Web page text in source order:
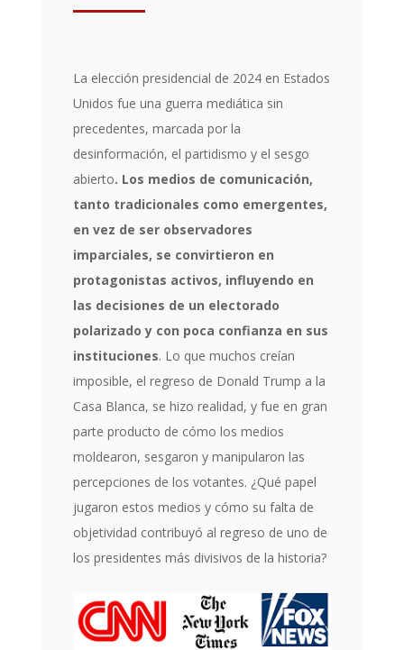
La elección presidencial de 2024 en Estados
Unidos fue una guerra mediática sin
precedentes, marcada por la
desinformación, el partidismo y el sesgo
abierto. Los medios de comunicación,
tanto tradicionales como emergentes,
en vez de ser observadores
imparciales, se convirtieron en
protagonistas activos, influyendo en
las decisiones de un electorado
polarizado y con poca confianza en sus
instituciones. Lo que muchos creían
imposible, el regreso de Donald Trump a la
Casa Blanca, se hizo realidad, y fue en gran
parte producto de cómo los medios
moldearon, sesgaron y manipularon las
percepciones de los votantes. ¿Qué papel
jugaron estos medios y cómo su falta de
objetividad contribuyó al regreso de uno de
los presidentes más divisivos de la historia?